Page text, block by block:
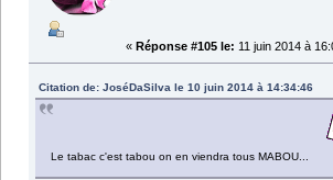
« Réponse #105 le: 11 juin 2014 à
Citation de: JoséDaSilva le 10 juin 2014 à 14:34:46
Le tabac c'est tabou on en viendra tous MABOU...